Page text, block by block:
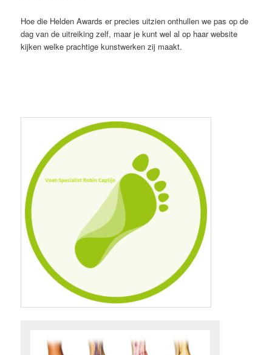
Hoe die Helden Awards er precies uitzien onthullen we pas op de
dag van de uitreiking zelf, maar je kunt wel al op haar website
kijken welke prachtige kunstwerken zij maakt.